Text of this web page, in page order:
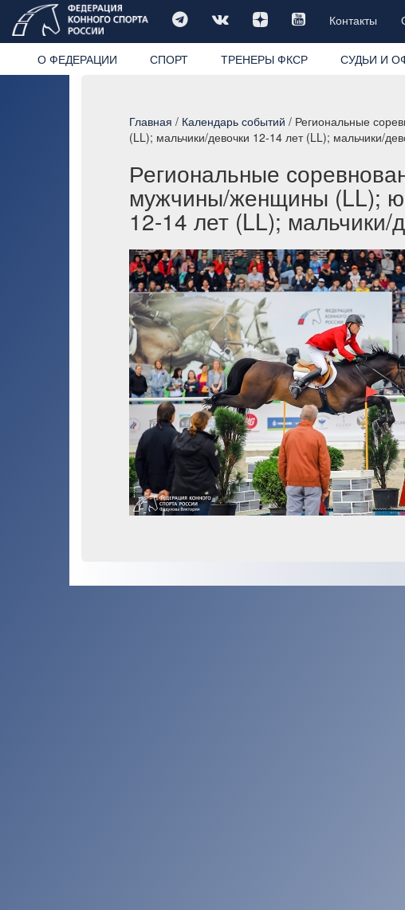
Контакты
О ФЕДЕРАЦИИ СПОРТ ТРЕНЕРЫ ФКСР СУДЬИ И
Главная / Календарь событий / Региональные
(LL); мальчики/девочки 12-14 лет (LL); мальчики/
Региональные
мужчины/женщины (LL);
12-14 лет (LL); мальчики/